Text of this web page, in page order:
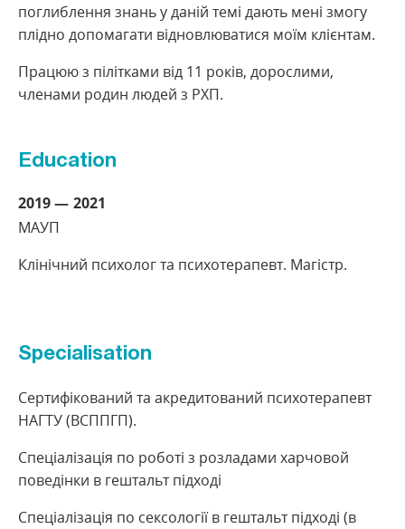
поглиблення знань у даній темі дають мені змогу
плідно допомагати відновлюватися моїм клієнтам.
Працюю з пілітками від 11 років, дорослими,
членами родин людей з РХП.
Education
2019
2021
МАУП
Клінічний психолог та психотерапевт. Магістр.
Specialisation
Сертифікований та акредитований психотерапевт
НАГТУ (ВСППГП).
Спеціалізація по роботі з розладами харчовой
поведінки в гештальт підході
Спеціалізація по сексології в гештальт підході (в